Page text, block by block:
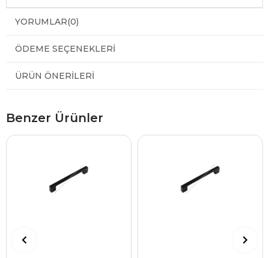
YORUMLAR(0)
ÖDEME SEÇENEKLERI
ÜRÜN ÖNERILERI
Benzer Ürünler